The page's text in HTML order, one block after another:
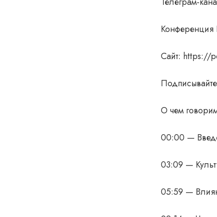
Сайт: https://
О чем
00:00 —
03:09 —
05:59 —